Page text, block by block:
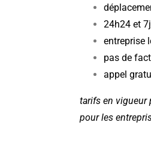
24h24 et
entreprise
pas de
appel
tarifs en vigueur
pour les